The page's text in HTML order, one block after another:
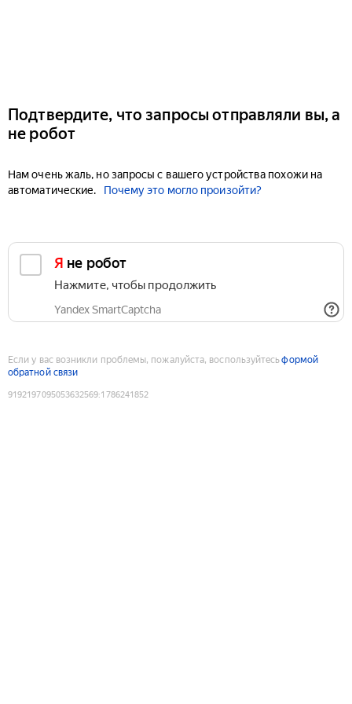
Подтвердите, что запросы отправляли вы, а
не робот
Нам очень жаль, но запросы с вашего устройства похожи на
автоматические.
Почему это могло произойти?
Я не робот
Нажмите, чтобы продолжить
Yandex SmartCaptcha
Если у вас возникли проблемы, пожалуйста, воспользуйтесьформой
обратной связи
9192197095053632569:1786241852